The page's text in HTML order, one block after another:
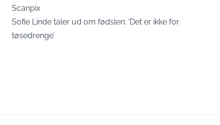
Scanpix
Sofie Linde taler ud om fødslen: ‘Det er ikke for
tøsedrenge’